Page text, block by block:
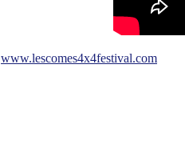
www.lescomes4x4festival.com